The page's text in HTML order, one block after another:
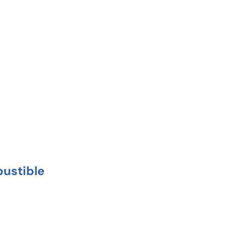
increíble precio de Contado o Financiado.
y débito*. Además tramitamos tu